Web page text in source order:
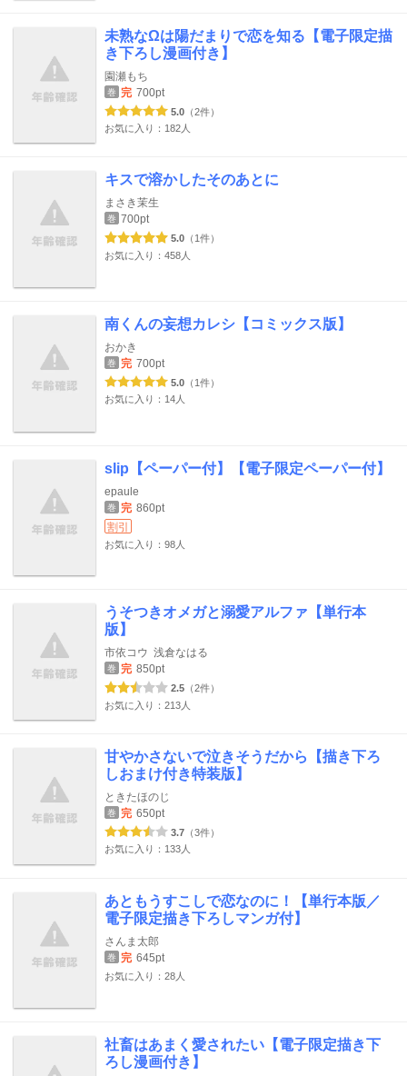
未熟なΩは陽だまりで恋を知る【電子限定描
き下ろし漫画付き】
園瀬もち
巻 完 700pt
5.0 （2件）
お気に入り：182人
キスで溶かしたそのあとに
まさき茉生
巻 700pt
5.0 （1件）
お気に入り：458人
南くんの妄想カレシ【コミックス版】
おかき
巻 完 700pt
5.0 （1件）
お気に入り：14人
slip【ペーパー付】【電子限定ペーパー付】
epaule
巻 完 860pt
割引
お気に入り：98人
うそつきオメガと溺愛アルファ【単行本
版】
市依コウ 浅倉なはる
巻 完 850pt
2.5 （2件）
お気に入り：213人
甘やかさないで泣きそうだから【描き下ろ
しおまけ付き特装版】
ときたほのじ
巻 完 650pt
3.7 （3件）
お気に入り：133人
あともうすこしで恋なのに！【単行本版／
電子限定描き下ろしマンガ付】
さんま太郎
巻 完 645pt
お気に入り：28人
社畜はあまく愛されたい【電子限定描き下
ろし漫画付き】